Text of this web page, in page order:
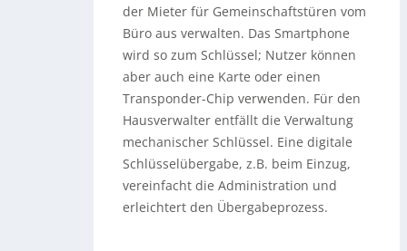
der Mieter für Gemeinschaftstüren vom
Büro aus verwalten. Das Smartphone
wird so zum Schlüssel; Nutzer können
aber auch eine Karte oder einen
Transponder-Chip verwenden. Für den
Hausverwalter entfällt die Verwaltung
mechanischer Schlüssel. Eine digitale
Schlüsselübergabe, z.B. beim Einzug,
vereinfacht die Administration und
erleichtert den Übergabeprozess.